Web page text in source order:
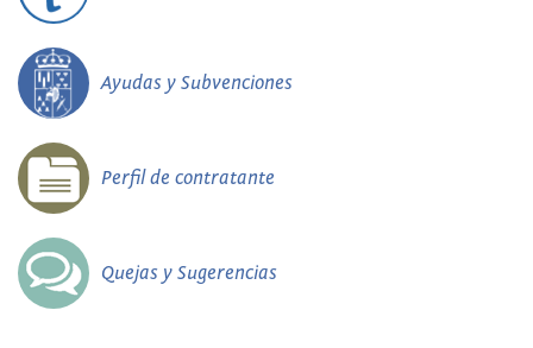
Ayudas y Subvenciones
Perfil de contratante
Quejas y Sugerencias